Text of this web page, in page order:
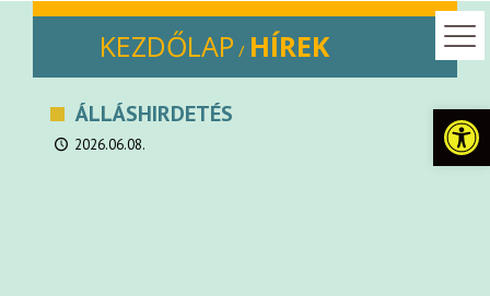
KEZDŐLAP / HÍREK
ÁLLÁSHIRDETÉS
2026.06.08.